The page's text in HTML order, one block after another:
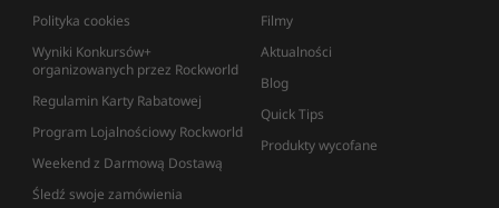
Polityka cookies
Wyniki Konkursów+
organizowanych przez Rockworld
Regulamin Karty Rabatowej
Program Lojalnościowy Rockworld
Weekend z Darmową Dostawą
Śledź swoje zamówienia
Filmy
Aktualności
Blog
Quick Tips
Produkty wycofane